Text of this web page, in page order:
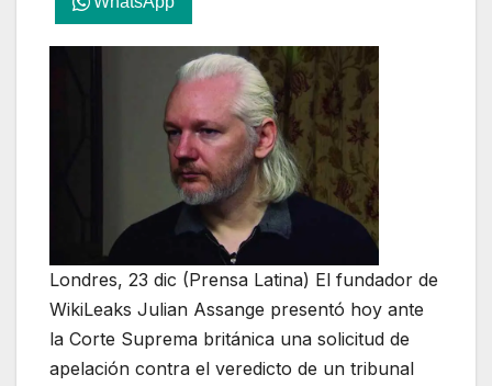
Londres, 23 dic (Prensa Latina) El fundador de
WikiLeaks Julian Assange presentó hoy ante
la Corte Suprema británica una solicitud de
apelación contra el veredicto de un tribunal